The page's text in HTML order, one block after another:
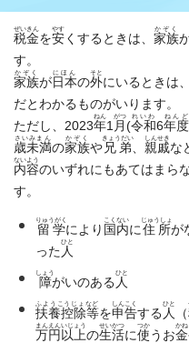
税金
ぜいきん
を安
やす
くするときは、 家族
かぞく
す。
家族
かぞく
が 日本
にほん
の外
そと
にいるときは
だとわかるものがいります。
ただし、2023年
ねん
1月
がつ
(令和
れいわ
6年
ねん
歳未満
さいみまん
の家族
かぞく
や 兄弟
きょうだい
、 親戚
しんせき
な
内容
ないよう
のいずれにもあてはまら
す。
留学
りゅうがく
により 国内
こくない
に住所
じゅうしょ
が
った 人
ひと
障
しょう
がいのある 人
ひと
扶養控除等
ふようこうじょなど
を申告
しんこく
する 人
ひと
（
万円以上
まんえんいじょう
の生活
せいかつ
に使
つか
うお金
かね